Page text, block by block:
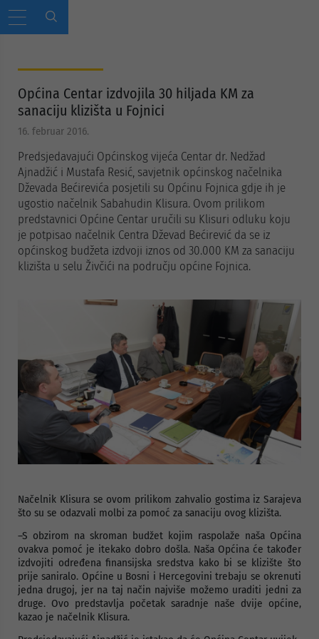
Općina Centar izdvojila 30 hiljada KM za
sanaciju klizišta u Fojnici
16. februar 2016.
Predsjedavajući Općinskog vijeća Centar dr. Nedžad
Ajnadžić i Mustafa Resić, savjetnik općinskog načelnika
Dževada Bećirevića posjetili su Općinu Fojnica gdje ih je
ugostio načelnik Sabahudin Klisura. Ovom prilikom
predstavnici Općine Centar uručili su Klisuri odluku koju
je potpisao načelnik Centra Dževad Bećirević da se iz
općinskog budžeta izdvoji iznos od 30.000 KM za sanaciju
klizišta u selu Živčići na području općine Fojnica.
Načelnik Klisura se ovom prilikom zahvalio gostima iz Sarajeva
što su se odazvali molbi za pomoć za sanaciju ovog klizišta.
–S obzirom na skroman budžet kojim raspolaže naša Općina
ovakva pomoć je itekako dobro došla. Naša Općina će također
izdvojiti određena finansijska sredstva kako bi se klizište što
prije saniralo. Općine u Bosni i Hercegovini trebaju se okrenuti
jedna drugoj, jer na taj način najviše možemo uraditi jedni za
druge. Ovo predstavlja početak saradnje naše dvije općine,
kazao je načelnik Klisura.